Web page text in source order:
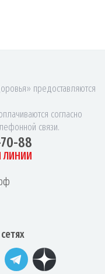
предоставляются
согласно
связи.
88
ЛИНИИ